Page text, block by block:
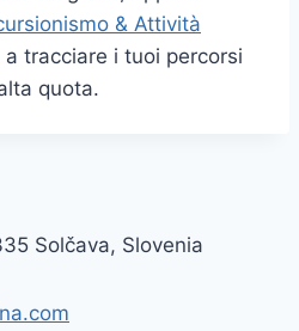
& Attività
a tracciare i tuoi percorsi
quota.
Solčava, Slovenia